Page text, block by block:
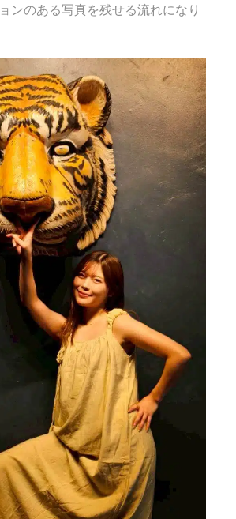
ンのある写真を残せる流れになり